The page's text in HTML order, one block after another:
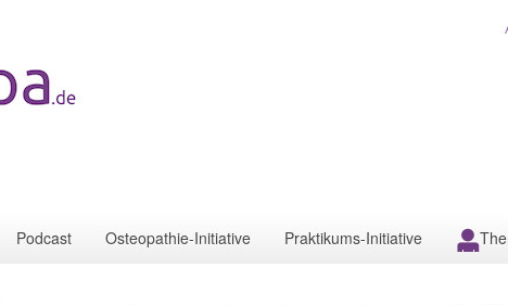
Podcast Osteopathie-Initiative Praktikums-Initiative